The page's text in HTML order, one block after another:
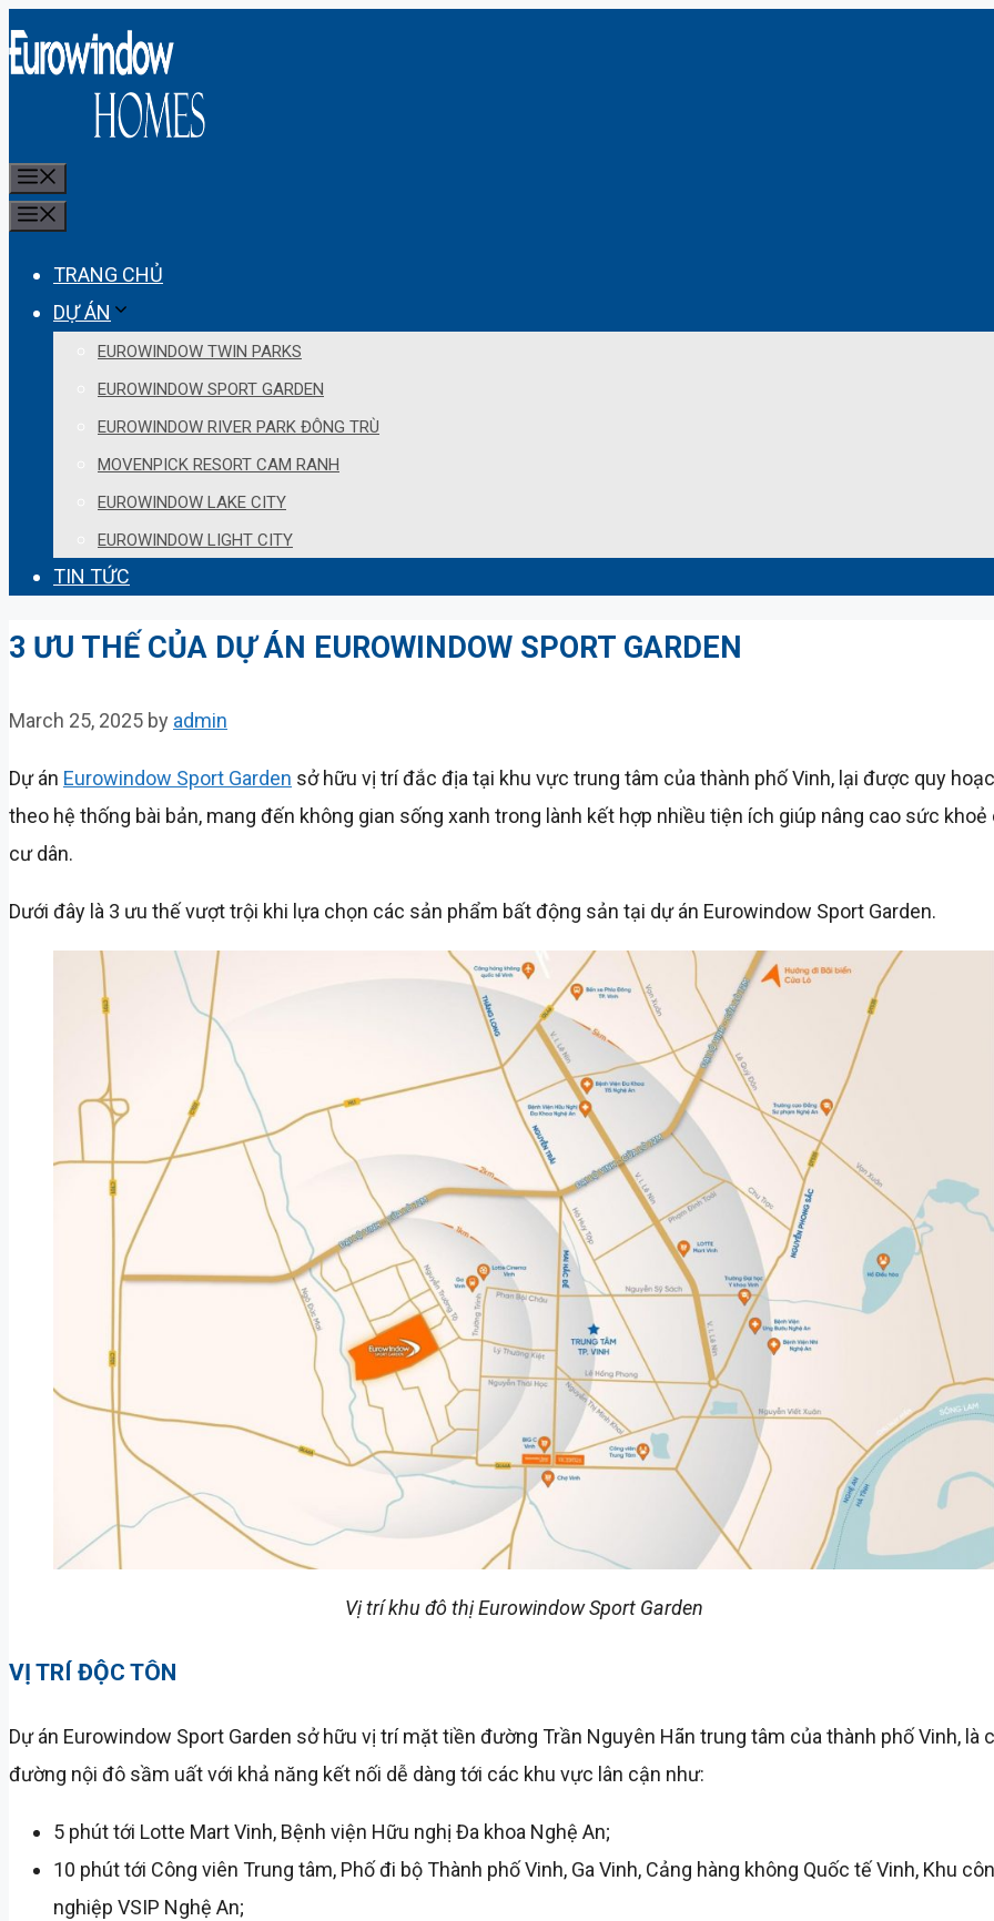
Skip
to
TRANG CHỦ
DỰ ÁN
EUROWINDOW TWIN PARKS
EUROWINDOW SPORT GARDEN
EUROWINDOW RIVER PARK ĐÔNG TRÙ
MOVENPICK RESORT CAM RANH
EUROWINDOW LAKE CITY
EUROWINDOW LIGHT CITY
TIN TỨC
3 ƯU THẾ CỦA DỰ ÁN EUROWINDOW SPORT GARDEN
March 25, 2025 by admin
Dự án Eurowindow Sport Garden sở hữu vị trí đắc địa tại khu vực trung tâm của thành phố Vinh, lại được quy
theo hệ thống bài bản, mang đến không gian sống xanh trong lành kết hợp nhiều tiện ích giúp nâng cao sức khoẻ
cư dân.
Dưới đây là 3 ưu thế vượt trội khi lựa chọn các sản phẩm bất động sản tại dự án Eurowindow Sport Garden.
Vị trí khu đô thị Eurowindow Sport Garden
VỊ TRÍ ĐỘC TÔN
Dự án Eurowindow Sport Garden sở hữu vị trí mặt tiền đường Trần Nguyên Hãn trung tâm của thành phố Vinh, là
đường nội đô sầm uất với khả năng kết nối dễ dàng tới các khu vực lân cận như:
5 phút tới Lotte Mart Vinh, Bệnh viện Hữu nghị Đa khoa Nghệ An;
10 phút tới Công viên Trung tâm, Phố đi bộ Thành phố Vinh, Ga Vinh, Cảng hàng không Quốc tế Vinh, Khu
nghiệp VSIP Nghệ An;